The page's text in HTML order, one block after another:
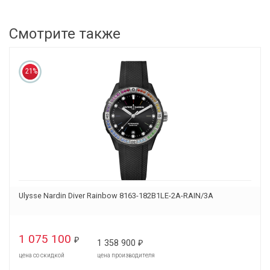
Смотрите также
21%
Ulysse Nardin Diver Rainbow 8163-182B1LE-2A-RAIN/3A
1 075 100 ₽
цена со скидкой
1 358 900 ₽
цена производителя